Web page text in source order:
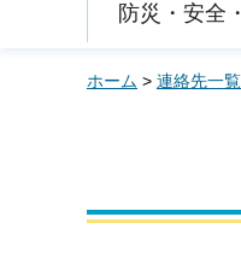
防災・安全
ホーム > 連絡先一覧